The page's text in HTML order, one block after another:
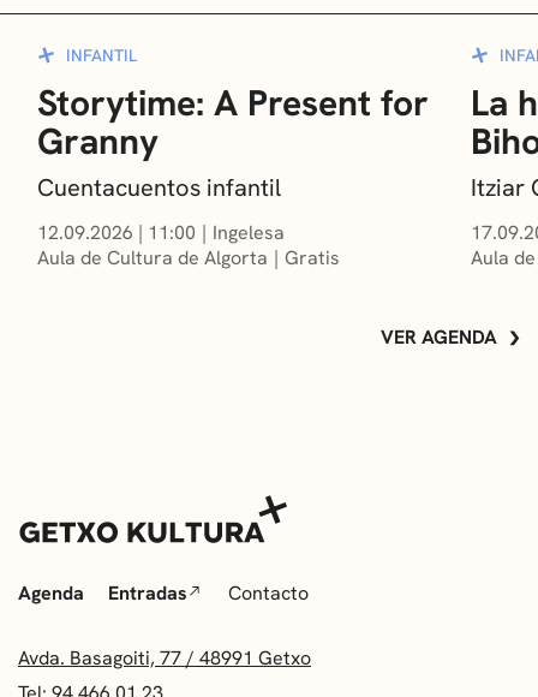
INFANTIL
Storytime: A Present for
Granny
Cuentacuentos infantil
12.09.2026 | 11:00
Ingelesa
Aula de Cultura de Algorta
Gratis
La
Itziar
Aula
VER AGENDA
Agenda Entradas Contacto
Avda. Basagoiti, 77 / 48991 Getxo